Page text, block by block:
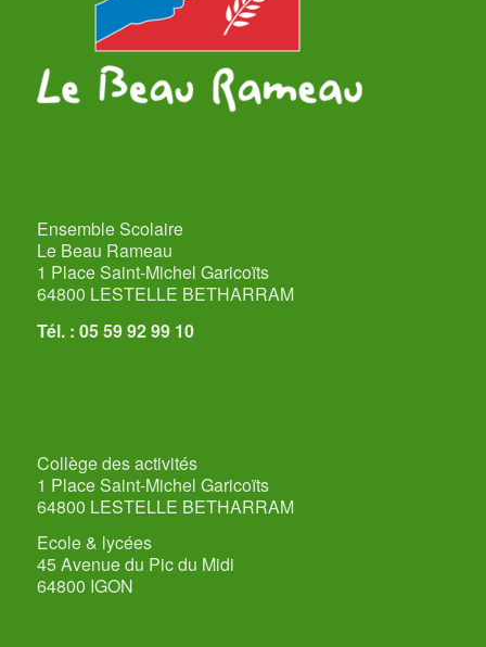
Ensemble Scolaire
Le Beau Rameau
1 Place Saint-Michel Garicoïts
64800 LESTELLE BETHARRAM
Tél. : 05 59 92 99 10
Collège des activités
1 Place Saint-Michel Garicoïts
64800 LESTELLE BETHARRAM
Ecole & lycées
45 Avenue du Pic du Midi
64800 IGON